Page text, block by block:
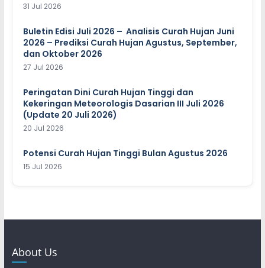
31 Jul 2026
Buletin Edisi Juli 2026 – Analisis Curah Hujan Juni
2026 – Prediksi Curah Hujan Agustus, September,
dan Oktober 2026
27 Jul 2026
Peringatan Dini Curah Hujan Tinggi dan
Kekeringan Meteorologis Dasarian III Juli 2026
(Update 20 Juli 2026)
20 Jul 2026
Potensi Curah Hujan Tinggi Bulan Agustus 2026
15 Jul 2026
About Us